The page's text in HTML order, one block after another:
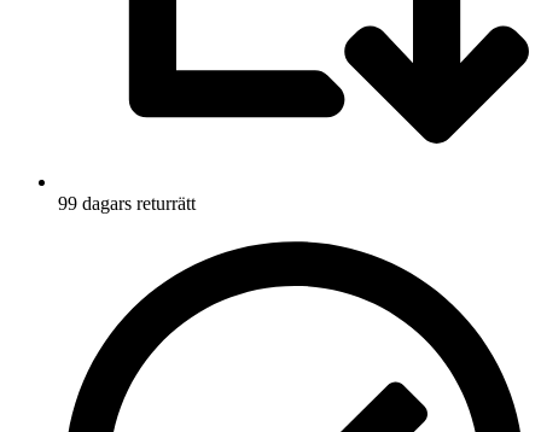
99 dagars returrätt